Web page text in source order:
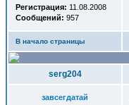
Регистрация: 11.08.2008
Сообщений: 957
В начало страницы
serg204
завсегдатай